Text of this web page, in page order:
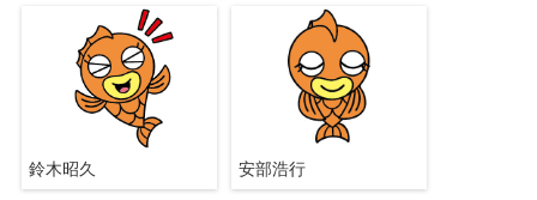
鈴木昭久 安部浩行